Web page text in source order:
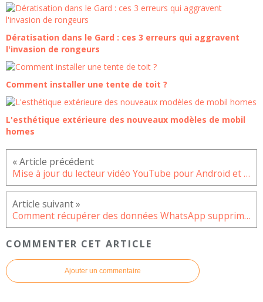
Dératisation dans le Gard : ces 3 erreurs qui aggravent
l'invasion de rongeurs
Comment installer une tente de toit ?
L'esthétique extérieure des nouveaux modèles de mobil
homes
Mise à jour du lecteur vidéo YouTube pour Android et iOS
Comment récupérer des données WhatsApp supprimées sur son appareil Android ?
COMMENTER CET ARTICLE
Ajouter un commentaire